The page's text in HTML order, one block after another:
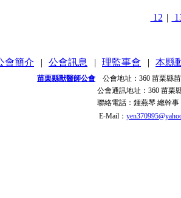
12 |
會簡介 | 公會訊息 | 理監事會 | 本縣
苗栗縣獸醫師公會 公會地址： 360 苗栗縣
公會通訊地址： 360 苗栗
聯絡電話： 鍾燕琴 總幹事
E-Mail：